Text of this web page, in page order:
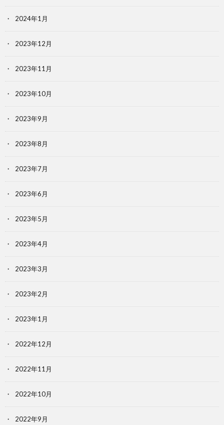
2024年1月
2023年12月
2023年11月
2023年10月
2023年9月
2023年8月
2023年7月
2023年6月
2023年5月
2023年4月
2023年3月
2023年2月
2023年1月
2022年12月
2022年11月
2022年10月
2022年9月